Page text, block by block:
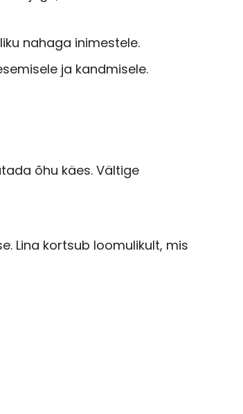
nahaga inimestele.
ja kandmisele.
õhu käes. Vältige
Lina kortsub loomulikult, mis